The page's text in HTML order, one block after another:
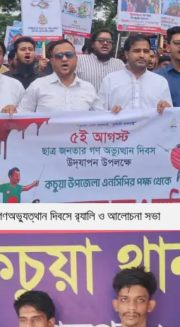
দিবসে র‌্যালি ও আলোচনা সভা